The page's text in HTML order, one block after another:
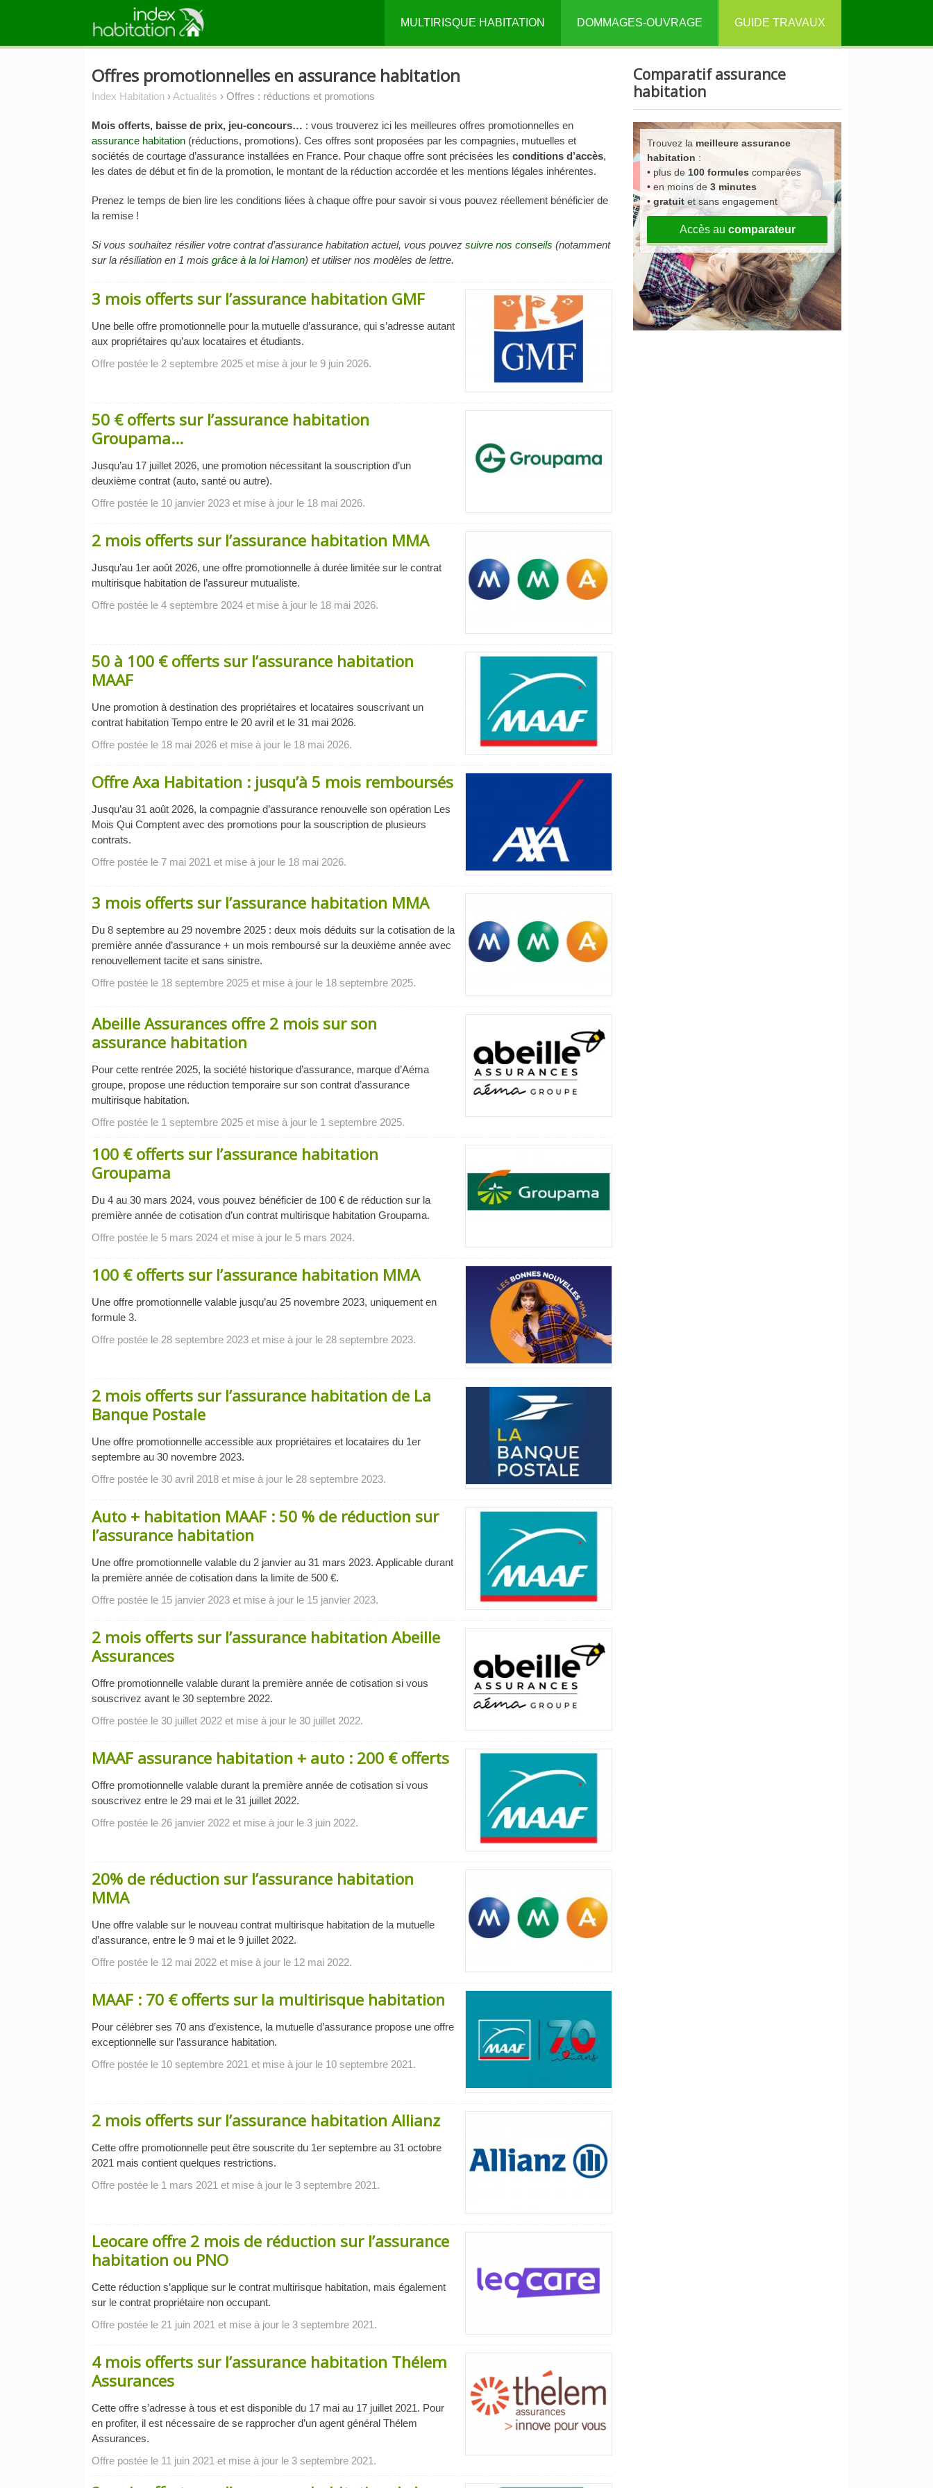
MULTIRISQUE HABITATION DOMMAGES-OUVRAGE GUIDE TRAVAUX
Offres promotionnelles en assurance habitation
Index Habitation ›Actualités › Offres : réductions et promotions
Mois offerts, baisse de prix, jeu-concours… : vous trouverez ici les meilleures offres promotionnelles en
assurance habitation (réductions, promotions). Ces offres sont proposées par les compagnies, mutuelles et
sociétés de courtage d’assurance installées en France. Pour chaque offre sont précisées les conditions d’accès,
les dates de début et fin de la promotion, le montant de la réduction accordée et les mentions légales inhérentes.
Prenez le temps de bien lire les conditions liées à chaque offre pour savoir si vous pouvez réellement bénéficier de
la remise !
Si vous souhaitez résilier votre contrat d’assurance habitation actuel, vous pouvez suivre nos conseils (notamment
sur la résiliation en 1 mois grâce à la loi Hamon) et utiliser nos modèles de lettre.
3 mois offerts sur l’assurance habitation GMF
Une belle offre promotionnelle pour la mutuelle d’assurance, qui s’adresse autant
aux propriétaires qu’aux locataires et étudiants.
Offre postée le 2 septembre 2025 et mise à jour le 9 juin 2026.
50 € offerts sur l’assurance habitation
Groupama…
Jusqu’au 17 juillet 2026, une promotion nécessitant la souscription d’un
deuxième contrat (auto, santé ou autre).
Offre postée le 10 janvier 2023 et mise à jour le 18 mai 2026.
2 mois offerts sur l’assurance habitation MMA
Jusqu’au 1er août 2026, une offre promotionnelle à durée limitée sur le contrat
multirisque habitation de l’assureur mutualiste.
Offre postée le 4 septembre 2024 et mise à jour le 18 mai 2026.
50 à 100 € offerts sur l’assurance habitation
MAAF
Une promotion à destination des propriétaires et locataires souscrivant un
contrat habitation Tempo entre le 20 avril et le 31 mai 2026.
Offre postée le 18 mai 2026 et mise à jour le 18 mai 2026.
Offre Axa Habitation : jusqu’à 5 mois remboursés
Jusqu’au 31 août 2026, la compagnie d’assurance renouvelle son opération Les
Mois Qui Comptent avec des promotions pour la souscription de plusieurs
contrats.
Offre postée le 7 mai 2021 et mise à jour le 18 mai 2026.
3 mois offerts sur l’assurance habitation MMA
Du 8 septembre au 29 novembre 2025 : deux mois déduits sur la cotisation de la
première année d’assurance + un mois remboursé sur la deuxième année avec
renouvellement tacite et sans sinistre.
Offre postée le 18 septembre 2025 et mise à jour le 18 septembre 2025.
Abeille Assurances offre 2 mois sur son
assurance habitation
Pour cette rentrée 2025, la société historique d’assurance, marque d’Aéma
groupe, propose une réduction temporaire sur son contrat d’assurance
multirisque habitation.
Offre postée le 1 septembre 2025 et mise à jour le 1 septembre 2025.
100 € offerts sur l’assurance habitation
Groupama
Du 4 au 30 mars 2024, vous pouvez bénéficier de 100 € de réduction sur la
première année de cotisation d’un contrat multirisque habitation Groupama.
Offre postée le 5 mars 2024 et mise à jour le 5 mars 2024.
100 € offerts sur l’assurance habitation MMA
Une offre promotionnelle valable jusqu’au 25 novembre 2023, uniquement en
formule 3.
Offre postée le 28 septembre 2023 et mise à jour le 28 septembre 2023.
2 mois offerts sur l’assurance habitation de La
Banque Postale
Une offre promotionnelle accessible aux propriétaires et locataires du 1er
septembre au 30 novembre 2023.
Offre postée le 30 avril 2018 et mise à jour le 28 septembre 2023.
Auto + habitation MAAF : 50 % de réduction sur
l’assurance habitation
Une offre promotionnelle valable du 2 janvier au 31 mars 2023. Applicable durant
la première année de cotisation dans la limite de 500 €.
Offre postée le 15 janvier 2023 et mise à jour le 15 janvier 2023.
2 mois offerts sur l’assurance habitation Abeille
Assurances
Offre promotionnelle valable durant la première année de cotisation si vous
souscrivez avant le 30 septembre 2022.
Offre postée le 30 juillet 2022 et mise à jour le 30 juillet 2022.
MAAF assurance habitation + auto : 200 € offerts
Offre promotionnelle valable durant la première année de cotisation si vous
souscrivez entre le 29 mai et le 31 juillet 2022.
Offre postée le 26 janvier 2022 et mise à jour le 3 juin 2022.
20% de réduction sur l’assurance habitation
MMA
Une offre valable sur le nouveau contrat multirisque habitation de la mutuelle
d’assurance, entre le 9 mai et le 9 juillet 2022.
Offre postée le 12 mai 2022 et mise à jour le 12 mai 2022.
MAAF : 70 € offerts sur la multirisque habitation
Pour célébrer ses 70 ans d’existence, la mutuelle d’assurance propose une offre
exceptionnelle sur l’assurance habitation.
Offre postée le 10 septembre 2021 et mise à jour le 10 septembre 2021.
2 mois offerts sur l’assurance habitation Allianz
Cette offre promotionnelle peut être souscrite du 1er septembre au 31 octobre
2021 mais contient quelques restrictions.
Offre postée le 1 mars 2021 et mise à jour le 3 septembre 2021.
Leocare offre 2 mois de réduction sur l’assurance
habitation ou PNO
Cette réduction s’applique sur le contrat multirisque habitation, mais également
sur le contrat propriétaire non occupant.
Offre postée le 21 juin 2021 et mise à jour le 3 septembre 2021.
4 mois offerts sur l’assurance habitation Thélem
Assurances
Cette offre s’adresse à tous et est disponible du 17 mai au 17 juillet 2021. Pour
en profiter, il est nécessaire de se rapprocher d’un agent général Thélem
Assurances.
Offre postée le 11 juin 2021 et mise à jour le 3 septembre 2021.
Comparatif assurance
habitation
Trouvez la meilleure assurance
habitation :
• plus de 100 formules comparées
• en moins de 3 minutes
• gratuit et sans engagement
Accès au comparateur